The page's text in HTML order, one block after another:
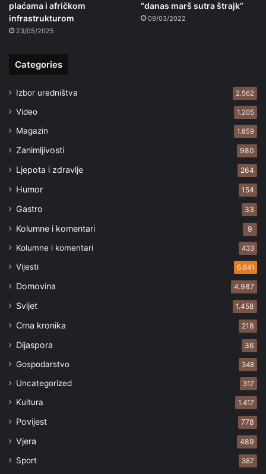
plaćama i afričkom
infrastrukturom
23/05/2025
“danas marš sutra štrajk”
09/03/2022
Categories
Izbor uredništva 2.562
Video 1.205
Magazin 1.859
Zanimljivosti 980
Ljepota i zdravlje 264
Humor 154
Gastro 33
Kolumne i komentari 9
Kolumne i komentari 433
Vijesti 6.841
Domovina 4.987
Svijet 1.458
Crna kronika 218
Dijaspora 36
Gospodarstvo 348
Uncategorized 317
Kultura 1.417
Povijest 778
Vjera 489
Sport 387